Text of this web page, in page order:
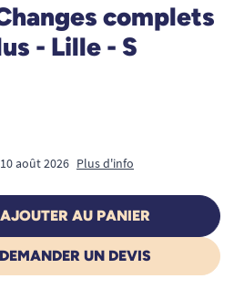
complets
- Lille - S
août 2026 Plus d'info
AJOUTER AU PANIER
DEMANDER UN DEVIS